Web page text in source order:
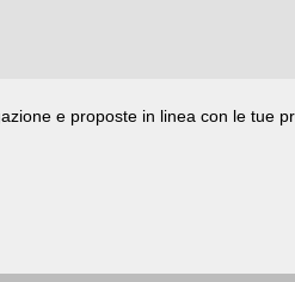
e proposte in linea con le tue